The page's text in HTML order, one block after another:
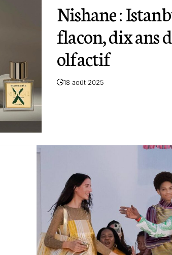
Nishane :
flacon, dix ans
olfactif
18 août 2025